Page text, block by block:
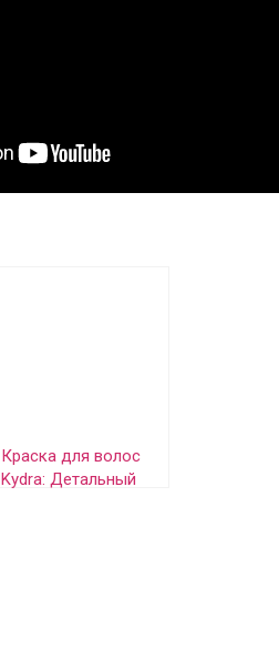
Краска для волос
Kydra: Детальный